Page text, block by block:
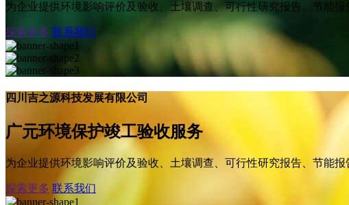
为企业提供环境影响评价及验收、土壤调查、可行性研究报告、节能
探索更多 联系我们
四川吉之源科技发展有限公司
广元环境保护竣工验收服务
为企业提供环境影响评价及验收、土壤调查、可行性研究报告、节能
探索更多 联系我们